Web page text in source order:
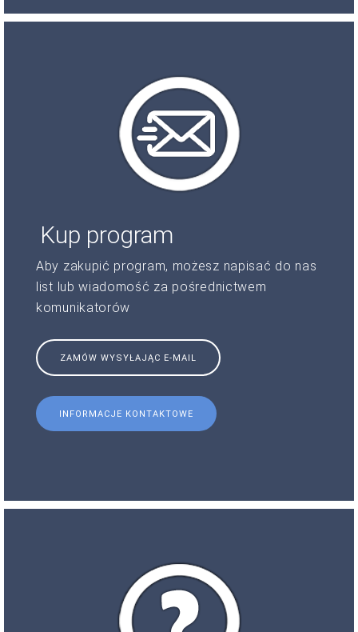
Kup program
Aby zakupić program, możesz napisać do nas
list lub wiadomość za pośrednictwem
komunikatorów
ZAMÓW WYSYŁAJĄC E-MAIL
INFORMACJE KONTAKTOWE